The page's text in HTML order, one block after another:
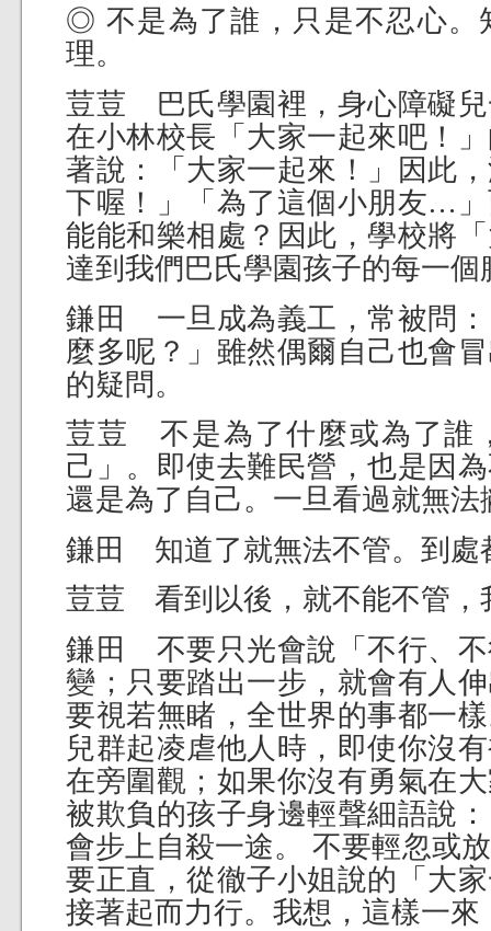
◎ 不是為了誰，只是不忍心。
理。
荳荳 巴氏學園裡，身心障礙
在小林校長「大家一起來吧！
著說：「大家一起來！」因此
下喔！」「為了這個小朋友…
能能和樂相處？因此，學校將
達到我們巴氏學園孩子的每一個
鎌田 一旦成為義工，常被問
麼多呢？」雖然偶爾自己也會
的疑問。
荳荳 不是為了什麼或為了誰
己」。即使去難民營，也是因
還是為了自己。一旦看過就無
鎌田 知道了就無法不管。到處
荳荳 看到以後，就不能不管，
鎌田 不要只光會說「不行、
變；只要踏出一步，就會有人
要視若無睹，全世界的事都一
兒群起凌虐他人時，即使你沒
在旁圍觀；如果你沒有勇氣在
被欺負的孩子身邊輕聲細語說
會步上自殺一途。 不要輕忽或
要正直，從徹子小姐說的「大
接著起而力行。我想，這樣一